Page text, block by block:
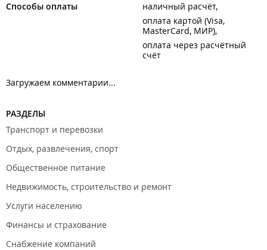
Способы оплаты
наличный расчёт
оплата картой (Visa,
MasterCard, МИР)
оплата через расчётный
счёт
Загружаем комментарии...
РАЗДЕЛЫ
Транспорт и перевозки
Отдых, развлечения, спорт
Общественное питание
Недвижимость, строительство и ремонт
Услуги населению
Финансы и страхование
Снабжение компаний